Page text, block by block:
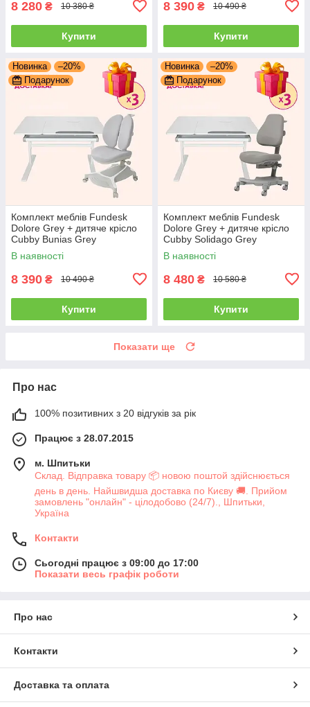
8 280 ₴ 10 380 ₴
Купити
8 390 ₴ 10 490 ₴
Купити
Новинка
–20%
Подарунок
Комплект меблів Fundesk
Dolore Grey + дитяче крісло
Cubby Bunias Grey
В наявності
8 390 ₴ 10 490 ₴
Купити
Новинка
–20%
Подарунок
Комплект меблів Fundesk
Dolore Grey + дитяче крісло
Cubby Solidago Grey
В наявності
8 480 ₴ 10 580 ₴
Купити
Показати ще
Про нас
100% позитивних з 20 відгуків за рік
Працює з 28.07.2015
м. Шпитьки
Склад. Відправка товару 📦 новою поштой здійснюється
день в день. Найшвидша доставка по Києву 🚚. Прийом
замовлень "онлайн" - цілодобово (24/7)., Шпитьки,
Україна
Контакти
Сьогодні працює з 09:00 до 17:00
Показати весь графік роботи
Про нас
Контакти
Доставка та оплата